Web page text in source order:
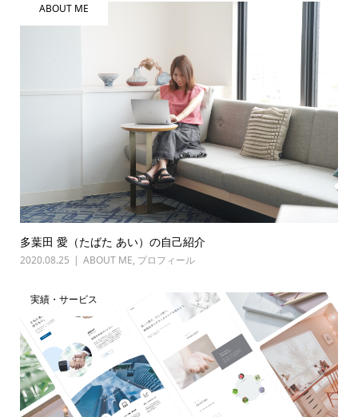
ABOUT ME
多葉田 愛（たばた あい）の自己紹介
2020.08.25 ABOUT ME, プロフィール
実績・サービス